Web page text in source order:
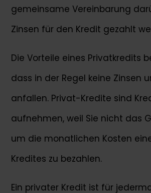
gemeinsame Vereinbarung
Zinsen für den Kredit gezahlt
Die Vorteile eines Privatkredits
dass in der Regel keine Zinsen
anfallen. Privat-Kredite sind
aufnehmen, weil Sie nicht das
um die monatlichen Kosten
Kredites zu bezahlen.
Ein privater Kredit ist für